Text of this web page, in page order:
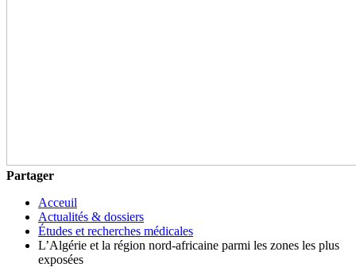
Partager
Acceuil
Actualités & dossiers
Études et recherches médicales
L’Algérie et la région nord-africaine parmi les zones les plus
exposées